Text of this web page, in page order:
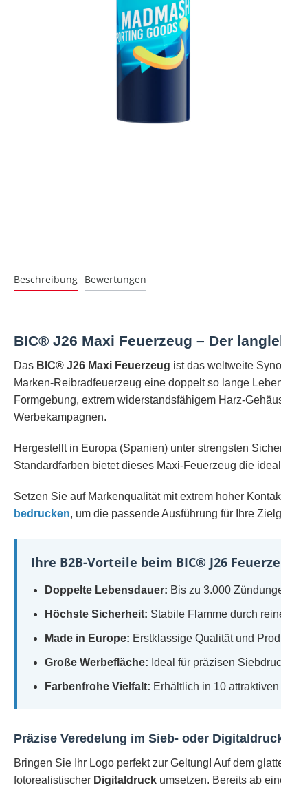
Beschreibung Bewertungen
BIC® J26 Maxi Feuerzeug – Der
Das BIC® J26 Maxi Feuerzeug ist das weltweite
Marken-Reibradfeuerzeug eine doppelt so lange
Formgebung, extrem widerstandsfähigem Harz-
Werbekampagnen.
Hergestellt in Europa (Spanien) unter strengsten
Standardfarben bietet dieses Maxi-Feuerzeug die
Setzen Sie auf Markenqualität mit extrem hoher
bedrucken, um die passende Ausführung für Ihre
Ihre B2B-Vorteile beim BIC® J26
Doppelte Lebensdauer: Bis zu 3.000
Höchste Sicherheit: Stabile Flamme durch
Made in Europe: Erstklassige Qualität und
Große Werbefläche: Ideal für präzisen
Farbenfrohe Vielfalt: Erhältlich in 10
Präzise Veredelung im Sieb- oder
Bringen Sie Ihr Logo perfekt zur Geltung! Auf dem
fotorealistischer Digitaldruck umsetzen. Bereits ab